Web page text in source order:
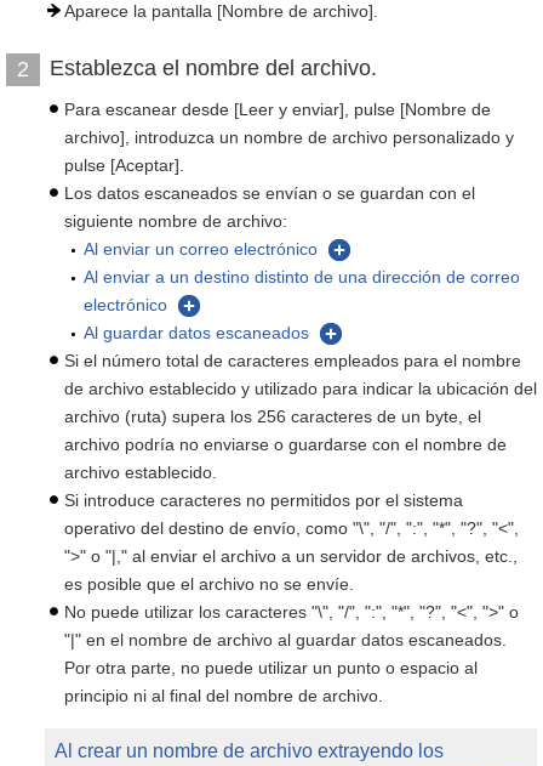
Aparece la pantalla [Nombre de archivo].
2 Establezca el nombre del archivo.
Para escanear desde [Leer y enviar], pulse [Nombre de
archivo], introduzca un nombre de archivo personalizado y
pulse [Aceptar].
Los datos escaneados se envían o se guardan con el
siguiente nombre de archivo:
Al enviar un correo electrónico
Al enviar a un destino distinto de una dirección de correo
electrónico
Al guardar datos escaneados
Si el número total de caracteres empleados para el nombre
de archivo establecido y utilizado para indicar la ubicación del
archivo (ruta) supera los 256 caracteres de un byte, el
archivo podría no enviarse o guardarse con el nombre de
archivo establecido.
Si introduce caracteres no permitidos por el sistema
operativo del destino de envío, como "\", "/", ":", "*", "?", "<",
">" o "|," al enviar el archivo a un servidor de archivos, etc.,
es posible que el archivo no se envíe.
No puede utilizar los caracteres "\", "/", ":", "*", "?", "<", ">" o
"|" en el nombre de archivo al guardar datos escaneados.
Por otra parte, no puede utilizar un punto o espacio al
principio ni al final del nombre de archivo.
Al crear un nombre de archivo extrayendo los